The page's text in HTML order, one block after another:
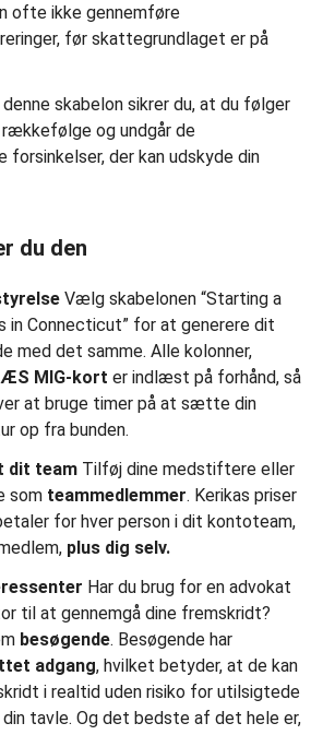
ofte ikke gennemføre
før skattegrundlaget er på
skabelon sikrer du, at du følger
og undgår de
forsinkelser, der kan udskyde din
du den
Vælg skabelonen “Starting a
in Connecticut” for at generere dit
med det samme. Alle kolonner,
MIG-kort er indlæst på forhånd, så
at bruge timer på at sætte din
op fra bunden.
dit team Tilføj dine medstiftere eller
som teammedlemmer. Kerikas priser
for hver person i dit kontoteam,
plus dig selv.
Har du brug for en advokat
til at gennemgå dine fremskridt?
besøgende. Besøgende har
adgang, hvilket betyder, at de kan
i realtid uden risiko for utilsigtede
tavle. Og det bedste af det hele er,